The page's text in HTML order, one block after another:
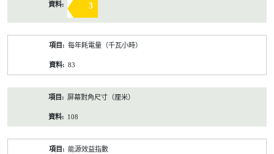
3
每年耗電量（千瓦小時）
83
屏幕對角尺寸（厘米）
108
能源效益指數